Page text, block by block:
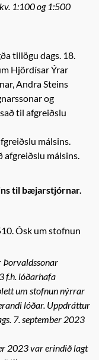
1:100 og 1:500
tillögu dags. 18.
Hjördísar Ýrar
Andra Steins
og
til afgreiðslu
málsins.
afgreiðslu málsins.
til bæjarstjórnar.
Ósk um stofnun
Þorvaldssonar
f.h. lóðarhafa
um stofnun nýrrar
lóðar. Uppdráttur
7. september 2023
2023 var erindið lagt